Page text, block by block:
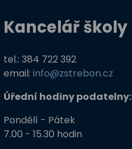
Kancelář školy
tel.: 384 722 392
email: info@zstrebon.cz
Úřední hodiny podatelny:
Pondělí - Pátek
7.00 - 15.30 hodin